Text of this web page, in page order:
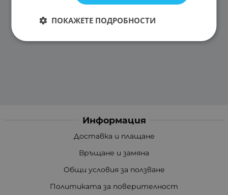
Информация
Доставка и плащане
Връщане и замяна
Общи условия за ползване
Политиката за поверителност
ПОКАЖЕТЕ ПОДРОБНОСТИ